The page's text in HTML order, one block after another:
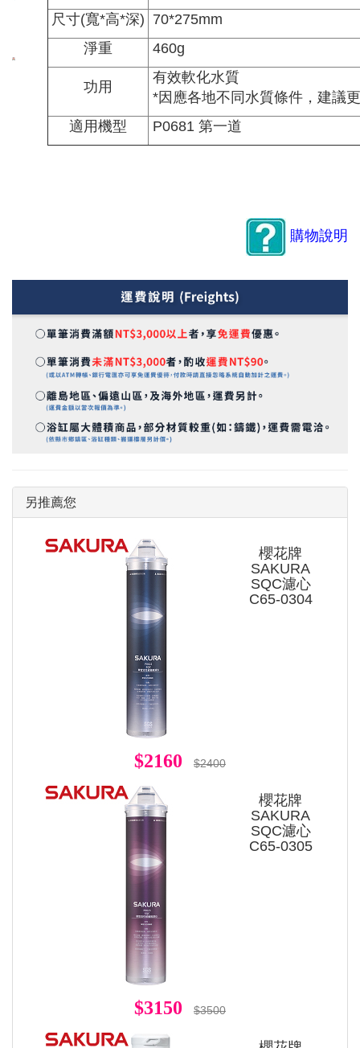
尺寸(寬*高*深) 70*275mm
淨重
460g
功用
有效軟化水質
*因應各地不同水質條件，建議
適用機型
P0681 第一道
購物說明
另推薦您
櫻花牌
SAKURA
SQC濾心
C65-0304
$2160 $2400
櫻花牌
SAKURA
SQC濾心
C65-0305
$3150 $3500